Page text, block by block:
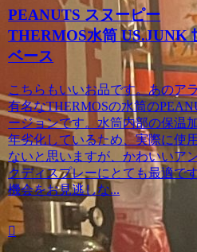
PEANUTS スヌーピー
THERMOS水筒 US.JUNK
ベース
こちらもいいお品です。あのア
有名なTHERMOSの水筒の
ージョンです。水筒内部の保温
年劣化しているため、実際に使
ないと思いますが、かわいいア
クディスプレーにとても最適で
機会をお見逃しな...